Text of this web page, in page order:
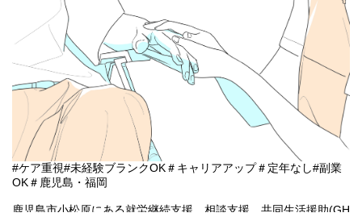
#ケア重視#未経験ブランクOK＃キャリアアップ＃定年なし#副業
OK＃鹿児島・福岡
鹿児島市小松原にある就労継続支援、相談支援、共同生活援助(GH